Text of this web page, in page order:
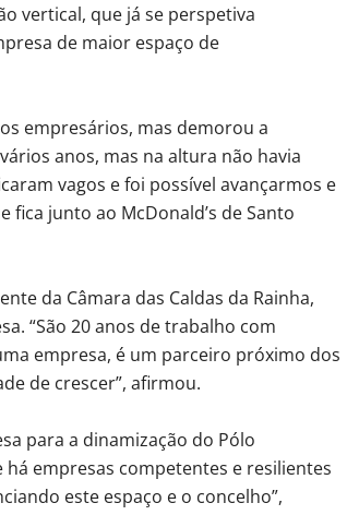
vertical, que já se perspetiva
de maior espaço de
empresários, mas demorou a
anos, mas na altura não havia
vagos e foi possível avançarmos e
fica junto ao McDonald’s de Santo
da Câmara das Caldas da Rainha,
“São 20 anos de trabalho com
empresa, é um parceiro próximo dos
de crescer”, afirmou.
para a dinamização do Pólo
há empresas competentes e resilientes
este espaço e o concelho”,